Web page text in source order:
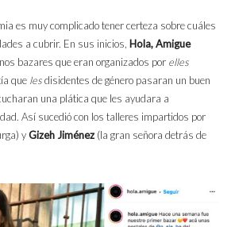
es muy complicado tener certeza sobre cuáles
a cubrir. En sus inicios, Hola, Amigue
bazares que eran organizados por elles
que lesdisidentes de género pasaran un buen
una plática que les ayudara a
Así sucedió con los talleres impartidos por
yGizeh Jiménez (la gran señora detrás de